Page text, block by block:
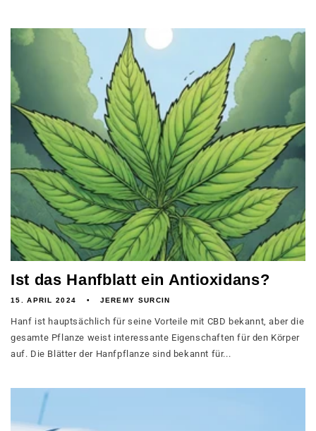
Ist das Hanfblatt ein Antioxidans?
15. APRIL 2024 JEREMY SURCIN
Hanf ist hauptsächlich für seine Vorteile mit CBD bekannt, aber die
gesamte Pflanze weist interessante Eigenschaften für den Körper
auf. Die Blätter der Hanfpflanze sind bekannt für...